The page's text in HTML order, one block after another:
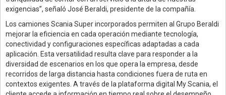
exigencias”, señaló José Beraldi, presidente de la compañía.
Los camiones Scania Super incorporados permiten al Grupo Beraldi
mejorar la eficiencia en cada operación mediante tecnología,
conectividad y configuraciones específicas adaptadas a cada
aplicación. Esta versatilidad resulta clave para responder a la
diversidad de escenarios en los que opera la empresa, desde
recorridos de larga distancia hasta condiciones fuera de ruta en
contextos exigentes. A través de la plataforma digital My Scania, el